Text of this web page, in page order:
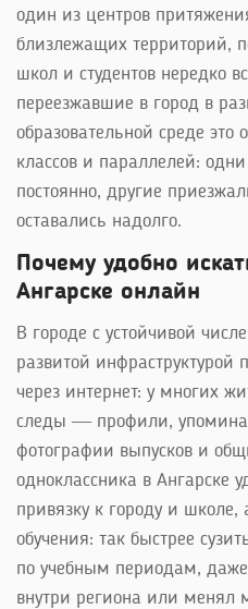
один из центров
близлежащих территорий,
школ и студентов нередко
переезжавшие в город в
образовательной среде это
классов и параллелей:
постоянно, другие
оставались надолго.
Почему удобно
Ангарске онлайн
В городе с устойчивой
развитой
через интернет: у многих
следы — профили,
фотографии выпусков и
одноклассника в Ангарске
привязку к городу и школе,
обучения: так быстрее
по учебным периодам, даже
внутри региона или менял